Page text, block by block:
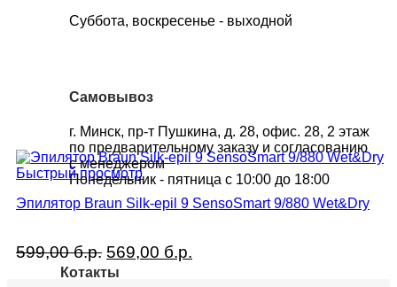
Суббота, воскресенье - выходной
Самовывоз
г. Минск, пр-т Пушкина, д. 28, офис. 28, 2 этаж
по предварительному заказу и согласованию
с менеджером
Понедельник - пятница с 10:00 до 18:00
Котакты
Быстрый просмотр
Эпилятор Braun Silk-epil 9 SensoSmart 9/880 Wet&Dry
599,00б.р. Первоначальная
цена
569,00 б.р.